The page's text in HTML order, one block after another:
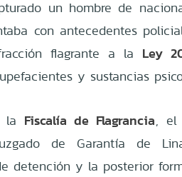
un hombre de
con antecedentes
flagrante a la Ley
y sustancias
la Fiscalía de Flagrancia, el
de Garantía de
detención y la posterior